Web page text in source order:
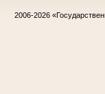
2006-2026